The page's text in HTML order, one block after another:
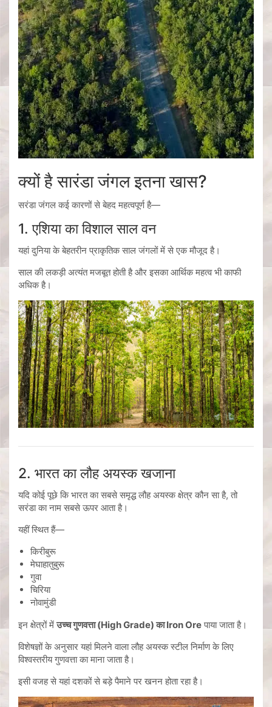
क्यों है सारंडा जंगल इतना खास?
सरंडा जंगल कई कारणों से बेहद महत्वपूर्ण है—
1. एशिया का विशाल साल वन
यहां दुनिया के बेहतरीन प्राकृतिक साल जंगलों में से एक मौजूद है।
साल की लकड़ी अत्यंत मजबूत होती है और इसका आर्थिक महत्व भी काफी
अधिक है।
2. भारत का लौह अयस्क खजाना
यदि कोई पूछे कि भारत का सबसे समृद्ध लौह अयस्क क्षेत्र कौन सा है, तो
सरंडा का नाम सबसे ऊपर आता है।
यहीं स्थित हैं—
किरीबुरू
मेघाहातुबुरू
गुवा
चिरिया
नोवामुंडी
इन क्षेत्रों मेंउच्च गुणवत्ता (High Grade) का Iron Oreपाया जाता है।
विशेषज्ञों के अनुसार यहां मिलने वाला लौह अयस्क स्टील निर्माण के लिए
विश्वस्तरीय गुणवत्ता का माना जाता है।
इसी वजह से यहां दशकों से बड़े पैमाने पर खनन होता रहा है।